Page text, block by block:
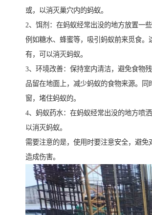
或，以消灭巢穴内的蚂蚁。
2、饵剂：在蚂蚁经常出没的地方放置一些
例如糖水、蜂蜜等，吸引蚂蚁前来觅食。
有，可以消灭蚂蚁。
3、环境改善：保持室内清洁，避免食物
品留在地面上，减少蚂蚁的食物来源。同
窗，堵住蚂蚁的。
4、蚂蚁药水：在蚂蚁经常出没的地方喷
以消灭蚂蚁。
需要注意的是，使用时要注意安全，避免
造成伤害。